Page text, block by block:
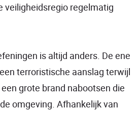
veiligheidsregio regelmatig
is altijd anders. De ene
terroristische aanslag terwijl
grote brand nabootsen die
omgeving. Afhankelijk van